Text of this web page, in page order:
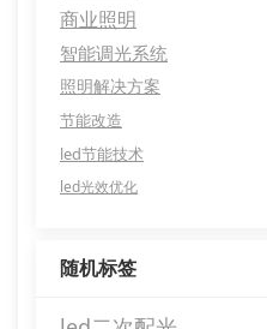
商业照明
智能调光系统
照明解决方案
节能改造
led节能技术
led光效优化
随机标签